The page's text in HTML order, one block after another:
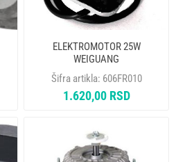
ELEKTROMOTOR 25W
WEIGUANG
Šifra artikla: 606FR010
1.620,00 RSD